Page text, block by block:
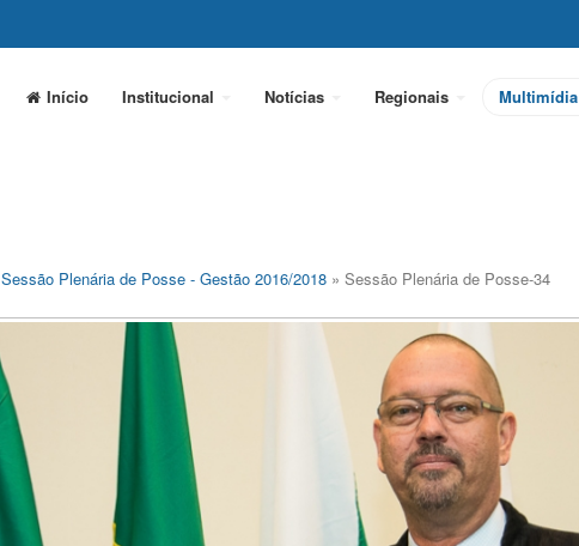
Início Institucional Notícias Regionais Multimídia
Sessão Plenária de Posse - Gestão 2016/2018 » Sessão Plenária de Posse-34